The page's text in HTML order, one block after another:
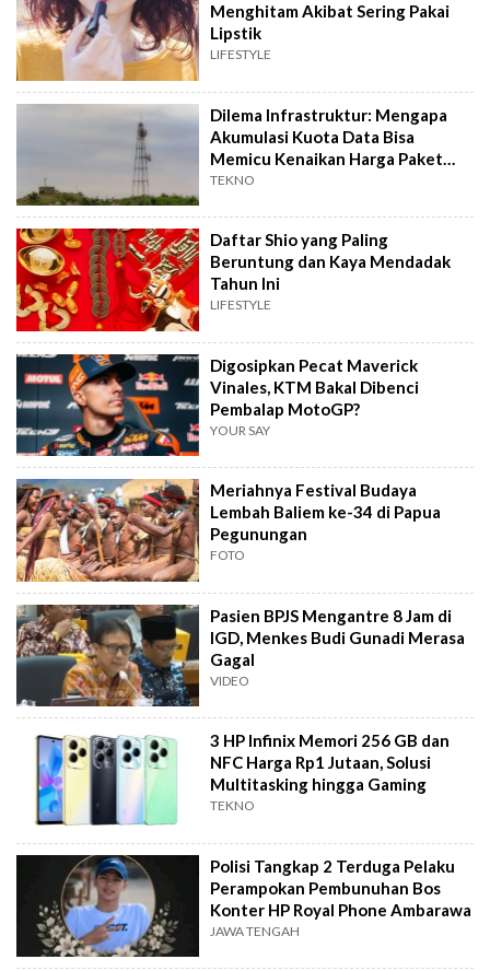
Menghitam Akibat Sering Pakai
Lipstik
LIFESTYLE
Dilema Infrastruktur: Mengapa
Akumulasi Kuota Data Bisa
Memicu Kenaikan Harga Paket
Internet?
TEKNO
Daftar Shio yang Paling
Beruntung dan Kaya Mendadak
Tahun Ini
LIFESTYLE
Digosipkan Pecat Maverick
Vinales, KTM Bakal Dibenci
Pembalap MotoGP?
YOUR SAY
Meriahnya Festival Budaya
Lembah Baliem ke-34 di Papua
Pegunungan
FOTO
Pasien BPJS Mengantre 8 Jam di
IGD, Menkes Budi Gunadi Merasa
Gagal
VIDEO
3 HP Infinix Memori 256 GB dan
NFC Harga Rp1 Jutaan, Solusi
Multitasking hingga Gaming
TEKNO
Polisi Tangkap 2 Terduga Pelaku
Perampokan Pembunuhan Bos
Konter HP Royal Phone Ambarawa
JAWA TENGAH